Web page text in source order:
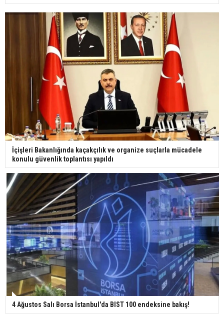
İçişleri Bakanlığında kaçakçılık ve organize suçlarla mücadele
konulu güvenlik toplantısı yapıldı
4 Ağustos Salı Borsa İstanbul'da BIST 100 endeksine bakış!